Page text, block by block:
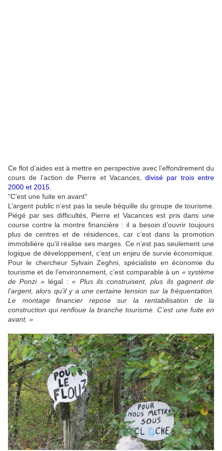
Ce flot d’aides est à mettre en perspective avec l’effondrement du
cours de l’action de Pierre et Vacances,divisé par trois entre
2000 et 2015.
"C’est une fuite en avant"
L’argent public n’est pas la seule béquille du groupe de tourisme.
Piégé par ses difficultés, Pierre et Vacances est pris dans une
course contre la montre financière : il a besoin d’ouvrir toujours
plus de centres et de résidences, car c’est dans la promotion
immobilière qu’il réalise ses marges. Ce n’est pas seulement une
logique de développement, c’est un enjeu de survie économique.
Pour le chercheur Sylvain Zeghni, spécialiste en économie du
tourisme et de l’environnement, c’est comparable à un « système
de Ponzi »légal :« Plus ils construisent, plus ils gagnent de
l’argent, alors qu’il y a une certaine tension sur la fréquentation.
Le montage financier repose sur la rentabilisation de la
construction qui renfloue la branche tourisme. C’est une fuite en
avant. »